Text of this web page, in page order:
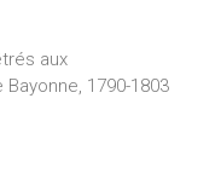
aux
1790-1803